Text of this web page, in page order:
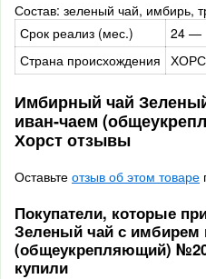
Состав: зеленый чай, имбирь,
Срок реализ (мес.)
24 —
Страна происхождения
Имбирный чай
иван-чаем
Хорст отзывы
Оставьте отзыв об этом товаре
Покупатели, которые
Зеленый чай с имбирем
(общеукрепляющий)
купили